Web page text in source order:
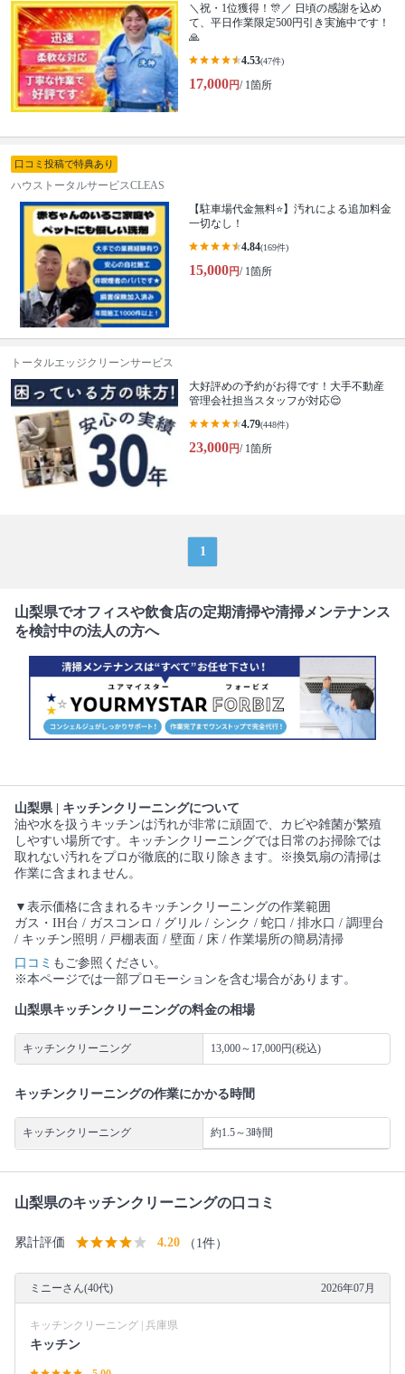
＼祝・1位獲得！🎊／ 日頃の感謝を込め
て、平日作業限定500円引き実施中です！
🙏
4.53(47件)
17,000円/ 1箇所
口コミ投稿で特典あり
ハウストータルサービスCLEAS
【駐車場代金無料⭐️】汚れによる追加料金
一切なし！
4.84(169件)
15,000円/ 1箇所
トータルエッジクリーンサービス
大好評めの予約がお得です！大手不動産
管理会社担当スタッフが対応😌
4.79(448件)
23,000円/ 1箇所
1
山梨県でオフィスや飲食店の定期清掃や清掃メンテナンス
を検討中の法人の方へ
山梨県 | キッチンクリーニングについて
油や水を扱うキッチンは汚れが非常に頑固で、カビや雑菌が繁殖
しやすい場所です。キッチンクリーニングでは日常のお掃除では
取れない汚れをプロが徹底的に取り除きます。※換気扇の清掃は
作業に含まれません。
▼表示価格に含まれるキッチンクリーニングの作業範囲
ガス・IH台 / ガスコンロ / グリル / シンク / 蛇口 / 排水口 / 調理台
/ キッチン照明 / 戸棚表面 / 壁面 / 床 / 作業場所の簡易清掃
口コミ もご参照ください。
※本ページでは一部プロモーションを含む場合があります。
山梨県キッチンクリーニングの料金の相場
キッチンクリーニング 13,000～17,000円(税込)
キッチンクリーニングの作業にかかる時間
キッチンクリーニング 約1.5～3時間
山梨県のキッチンクリーニングの口コミ
累計評価 4.20 （1件）
ミニーさん(40代) 2026年07月
キッチンクリーニング | 兵庫県
キッチン